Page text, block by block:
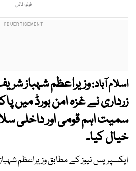
فوٹو: فائل
اسلام آباد:وزیراعظم شہباز
زرداری نے غزہ امن بورڈ میں
سمیت اہم قومی اور داخلی
خیال کیا۔
ایکسپریس نیوز کے مطابق وزیراعظم